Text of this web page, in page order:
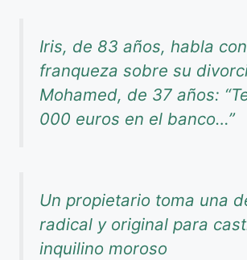
Iris, de 83 años, habla con
franqueza sobre su
Mohamed, de 37 años:
000 euros en el banco…”
Un propietario toma una
radical y original para
inquilino moroso